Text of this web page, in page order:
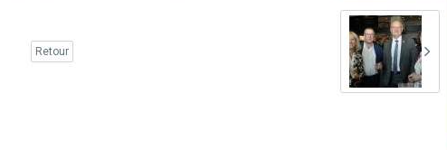
Retour